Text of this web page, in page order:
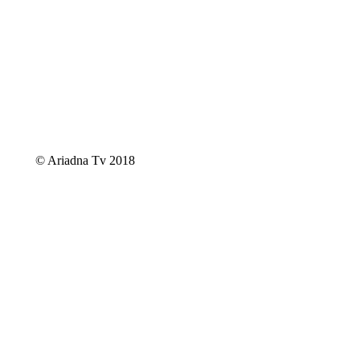
© Ariadna Tv 2018